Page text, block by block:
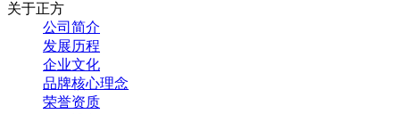
关于正方
公司简介
发展历程
企业文化
品牌核心理念
荣誉资质